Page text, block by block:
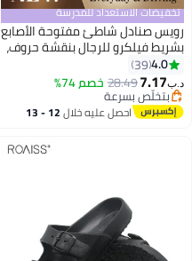
تخفيضات الاستعداد للمدرسة
رويس صنادل شاطئ مفتوحة الأصابع
بشريط فيلكرو للرجال بنقشة حروف،
مريحة وقابلة للتنفس ومضادة
للانزلاق، أحذية خارجية مقاومة
للصدمات ومقاومة للاهتراء، أحذية
مسطحة للقيادة بنعل مطاطي ناعم،
ملابس يومية غير رسمية باللون
4.0
39
د.ب‏7.17
28.49خصم 74%
بتخلّص بسرعة
بتخلّص بسرعةاحصل عليه خلال 12 - 13